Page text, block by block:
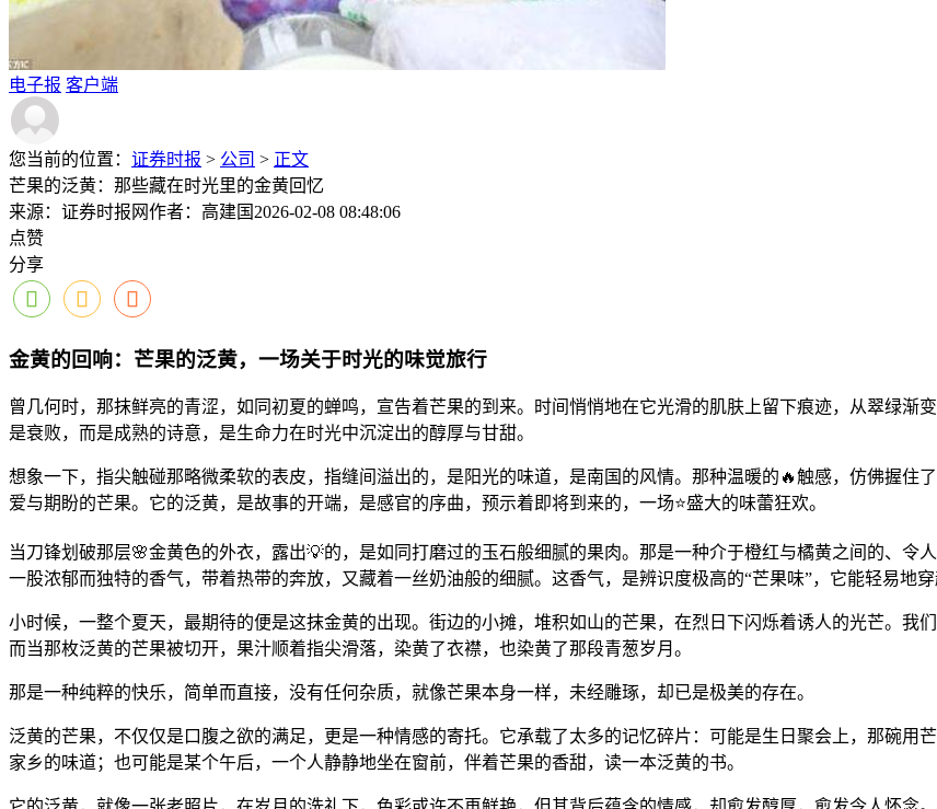
电子报 客户端
您当前的位置： 证券时报 > 公司 > 正文
芒果的泛黄：那些藏在时光里的金黄回忆
来源：证券时报网作者：高建国 2026-02-08 08:48:06
点赞
分享
金黄的回响：芒果的泛黄，一场关于时光的味觉旅行
曾几何时，那抹鲜亮的青涩，如同初夏的蝉鸣，宣告着芒果的到来。时间悄悄地在它光滑的肌肤上留下痕迹，从翠绿渐
是衰败，而是成熟的诗意，是生命力在时光中沉淀出的醇厚与甘甜。
想象一下，指尖触碰那略微柔软的表皮，指缝间溢出的，是阳光的味道，是南国的风情。那种温暖的🔥触感，仿佛握住
爱与期盼的芒果。它的泛黄，是故事的开端，是感官的序曲，预示着即将到来的，一场⭐盛大的味蕾狂欢。
当刀锋划破那层🌸金黄色的外衣，露出💡的，是如同打磨过的玉石般细腻的果肉。那是一种介于橙红与橘黄之间的、令
一股浓郁而独特的香气，带着热带的奔放，又藏着一丝奶油般的细腻。这香气，是辨识度极高的“芒果味”，它能轻易地
小时候，一整个夏天，最期待的便是这抹金黄的出现。街边的小摊，堆积如山的芒果，在烈日下闪烁着诱人的光芒。我
而当那枚泛黄的芒果被切开，果汁顺着指尖滑落，染黄了衣襟，也染黄了那段青葱岁月。
那是一种纯粹的快乐，简单而直接，没有任何杂质，就像芒果本身一样，未经雕琢，却已是极美的存在。
泛黄的芒果，不仅仅是口腹之欲的满足，更是一种情感的寄托。它承载了太多的记忆碎片：可能是生日聚会上，那碗用
家乡的味道；也可能是某个午后，一个人静静地坐在窗前，伴着芒果的香甜，读一本泛黄的书。